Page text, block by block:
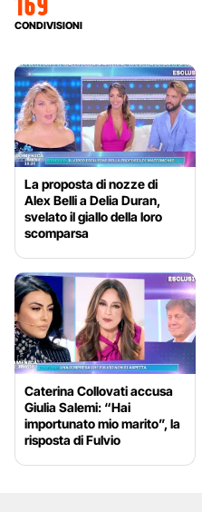
CONDIVISIONI
La proposta di nozze di
Alex Belli a Delia Duran,
svelato il giallo della loro
scomparsa
Caterina Collovati accusa
Giulia Salemi: “Hai
importunato mio marito”, la
risposta di Fulvio